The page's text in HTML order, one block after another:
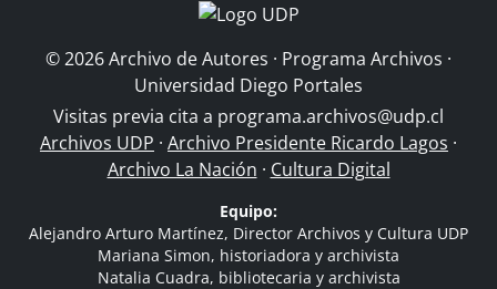
© 2026 Archivo de Autores · Programa Archivos ·
Universidad Diego Portales
Visitas previa cita a programa.archivos@udp.cl
Archivos UDP · Archivo Presidente Ricardo Lagos ·
Archivo La Nación · Cultura Digital
Equipo:
Alejandro Arturo Martínez, Director Archivos y Cultura UDP
Mariana Simon, historiadora y archivista
Natalia Cuadra, bibliotecaria y archivista